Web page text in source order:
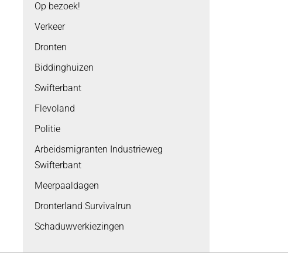
Op bezoek!
Verkeer
Dronten
Biddinghuizen
Swifterbant
Flevoland
Politie
Arbeidsmigranten Industrieweg
Swifterbant
Meerpaaldagen
Dronterland Survivalrun
Schaduwverkiezingen